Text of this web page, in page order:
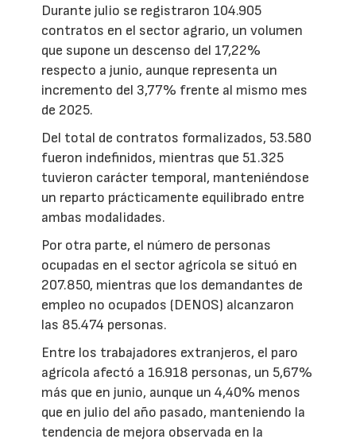
Durante julio se registraron 104.905
contratos en el sector agrario, un volumen
que supone un descenso del 17,22%
respecto a junio, aunque representa un
incremento del 3,77% frente al mismo mes
de 2025.
Del total de contratos formalizados, 53.580
fueron indefinidos, mientras que 51.325
tuvieron carácter temporal, manteniéndose
un reparto prácticamente equilibrado entre
ambas modalidades.
Por otra parte, el número de personas
ocupadas en el sector agrícola se situó en
207.850, mientras que los demandantes de
empleo no ocupados (DENOS) alcanzaron
las 85.474 personas.
Entre los trabajadores extranjeros, el paro
agrícola afectó a 16.918 personas, un 5,67%
más que en junio, aunque un 4,40% menos
que en julio del año pasado, manteniendo la
tendencia de mejora observada en la